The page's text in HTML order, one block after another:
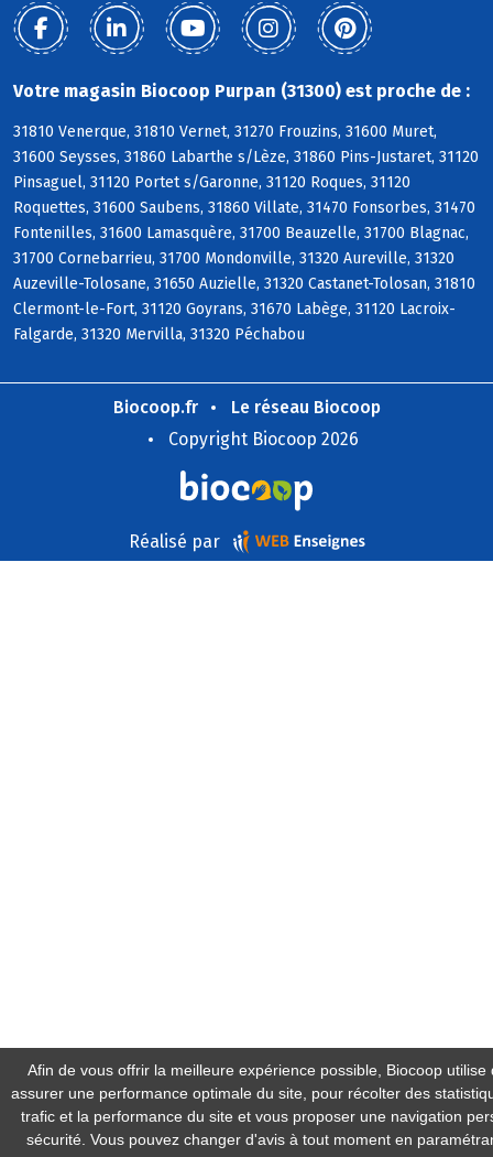
Afin de vous offrir la meilleure expérience possible, Biocoop utilise
assurer une performance optimale du site, pour récolter des
trafic et la performance du site et vous proposer une navigation
sécurité. Vous pouvez changer d'avis à tout moment en
Votre magasin Biocoop Purpan (31300) est proche de :
31810 Venerque, 31810 Vernet, 31270 Frouzins, 31600 Muret,
31600 Seysses, 31860 Labarthe s/Lèze, 31860 Pins-Justaret, 31120
Pinsaguel, 31120 Portet s/Garonne, 31120 Roques, 31120
Roquettes, 31600 Saubens, 31860 Villate, 31470 Fonsorbes, 31470
Fontenilles, 31600 Lamasquère, 31700 Beauzelle, 31700 Blagnac,
31700 Cornebarrieu, 31700 Mondonville, 31320 Aureville, 31320
Auzeville-Tolosane, 31650 Auzielle, 31320 Castanet-Tolosan, 31810
Clermont-le-Fort, 31120 Goyrans, 31670 Labège, 31120 Lacroix-
Falgarde, 31320 Mervilla, 31320 Péchabou
Biocoop.fr
Le réseau Biocoop
Copyright Biocoop 2026
Réalisé par